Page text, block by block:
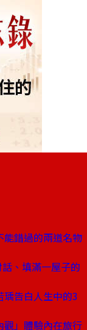
能錯過的兩道名物
、填滿一屋子的
告白人生中的3
觀」體驗內在旅行